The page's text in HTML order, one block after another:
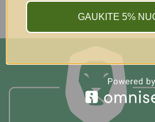
GAUKITE 5%